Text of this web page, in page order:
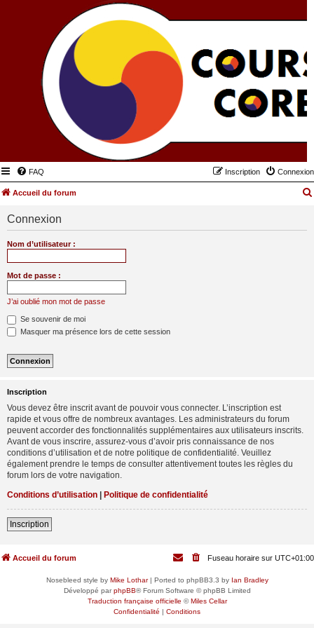
FAQ Connexion
Inscription
Accueil du forum
Connexion
Nom d’utilisateur :
Mot de passe :
J’ai oublié mon mot de passe
Se souvenir de moi
Masquer ma présence lors de cette session
Inscription
Vous devez être inscrit avant de pouvoir vous connecter. L’inscription est
rapide et vous offre de nombreux avantages. Les administrateurs du forum
peuvent accorder des fonctionnalités supplémentaires aux utilisateurs inscrits.
Avant de vous inscrire, assurez-vous d’avoir pris connaissance de nos
conditions d’utilisation et de notre politique de confidentialité. Veuillez
également prendre le temps de consulter attentivement toutes les règles du
forum lors de votre navigation.
Conditions d’utilisation | Politique de confidentialité
Inscription
Accueil du forum Fuseau horaire sur UTC+01:00
Nosebleed style by Mike Lothar| Ported to phpBB3.3 by Ian Bradley
Développé parphpBB® Forum Software © phpBB Limited
Traduction française officielle ©Miles Cellar
Confidentialité | Conditions